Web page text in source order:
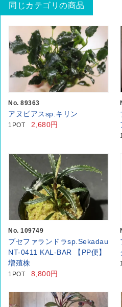
同じカテゴリの商品
No. 89363
アヌビアスsp.キリン
1POT 2,680円
No. 109749
ブセファランドラsp.Sekadau
NT-0411 KAL-BAR 【PP便】
増殖株
1POT 8,800円